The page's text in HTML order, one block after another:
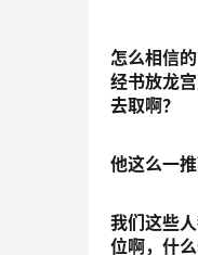
怎么相信
经书放龙
去取啊？
他这么一
我们这些
位啊，什